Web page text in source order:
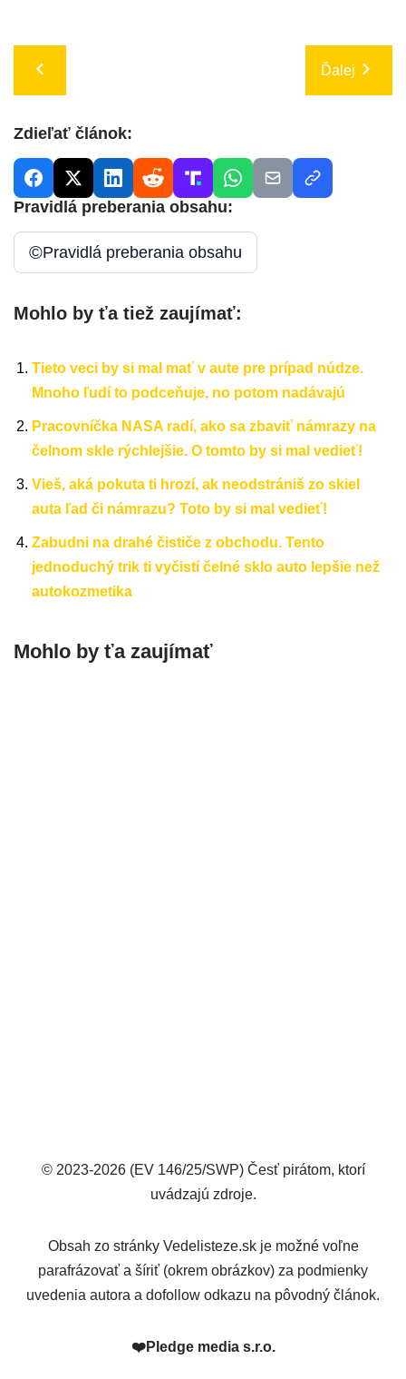
Ďalej
Zdieľať článok:
Pravidlá preberania obsahu:
©Pravidlá preberania obsahu
Mohlo by ťa tiež zaujímať:
Tieto veci by si mal mať v aute pre prípad núdze.
Mnoho ľudí to podceňuje, no potom nadávajú
Pracovníčka NASA radí, ako sa zbaviť námrazy na
čelnom skle rýchlejšie. O tomto by si mal vedieť!
Vieš, aká pokuta ti hrozí, ak neodstrániš zo skiel
auta ľad či námrazu? Toto by si mal vedieť!
Zabudni na drahé čističe z obchodu. Tento
jednoduchý trik ti vyčistí čelné sklo auto lepšie než
autokozmetika
Mohlo by ťa zaujímať
© 2023-2026 (EV 146/25/SWP) Česť pirátom, ktorí
uvádzajú zdroje.
Obsah zo stránky Vedelisteze.sk je možné voľne
parafrázovať a šíriť (okrem obrázkov) za podmienky
uvedenia autora a dofollow odkazu na pôvodný článok.
❤️Pledge media s.r.o.